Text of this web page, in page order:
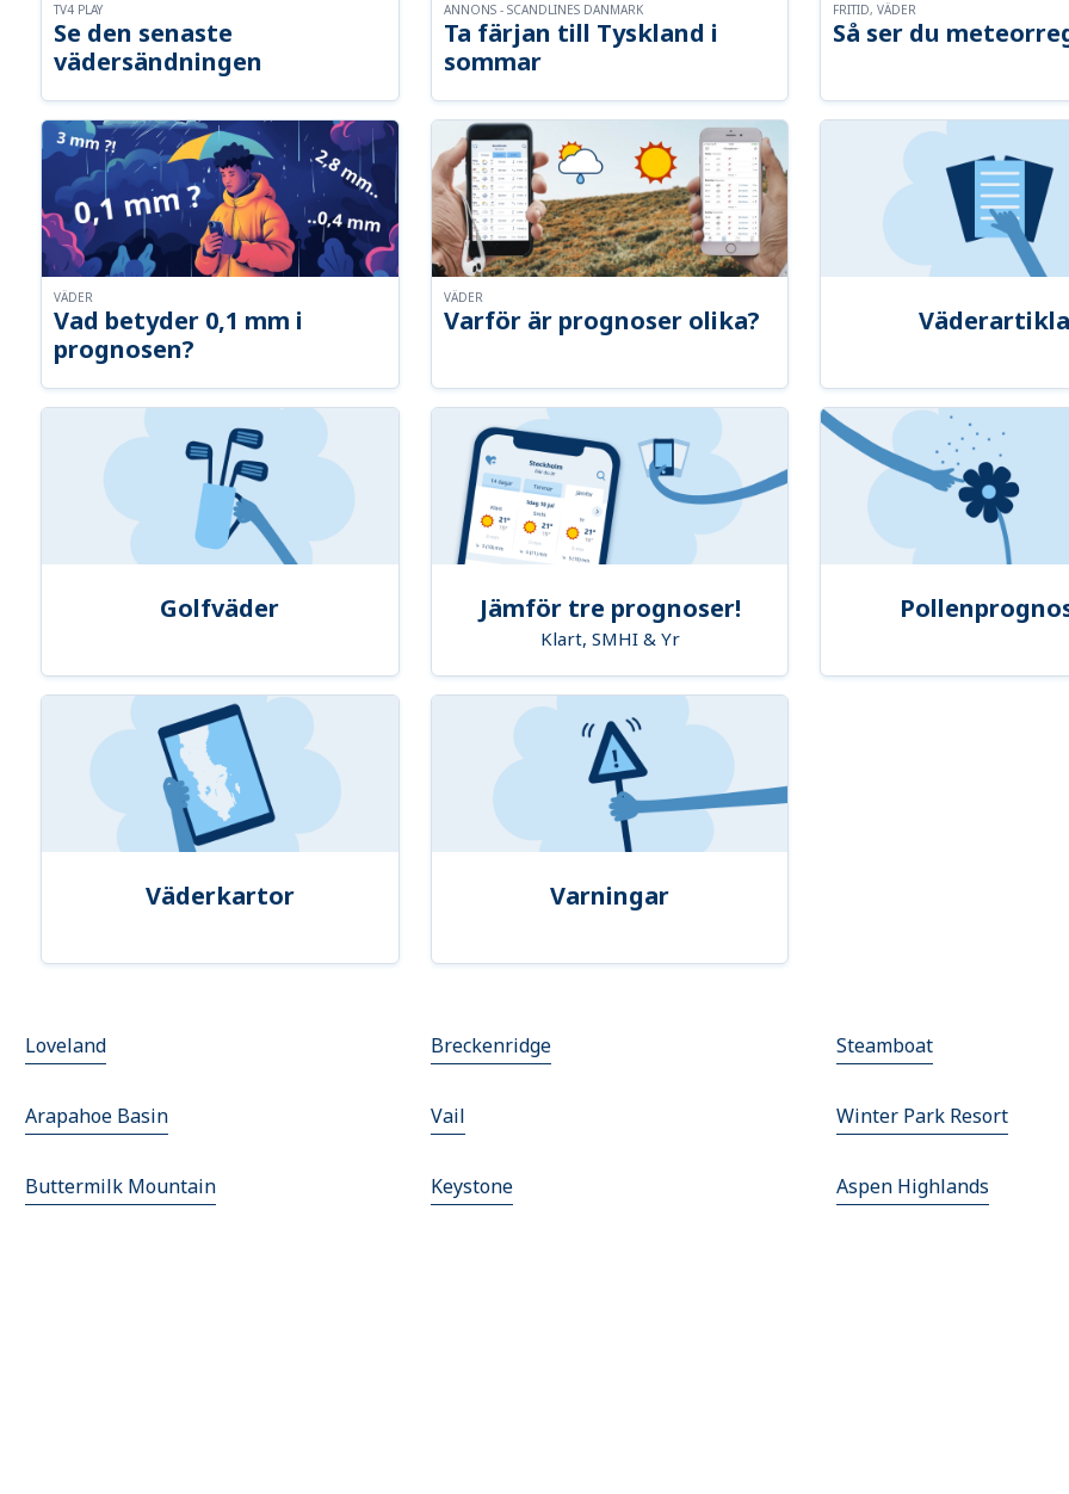
Se den senaste
vädersändningen
TV4 PLAY
Ta färjan till Tyskland i
sommar
ANNONS - SCANDLINES DANMARK
Så ser du
FRITID, VÄDER
Vad betyder 0,1 mm i
prognosen?
VÄDER
Varför är prognoser olika?
VÄDER
Golfväder Jämför tre prognoser!
Klart, SMHI & Yr
Väderkartor Varningar
Loveland Breckenridge Steamboat
Arapahoe Basin Vail Winter Park Resort
Buttermilk Mountain Keystone Aspen Highlands